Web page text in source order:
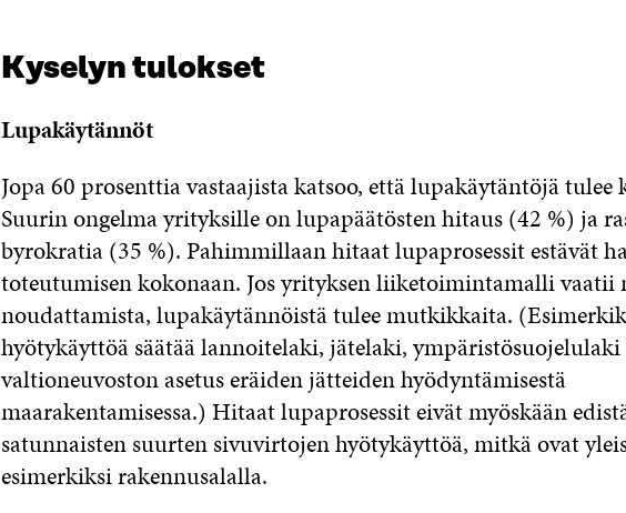
Kyselyn tulokset
Lupakäytännöt
Jopa 60 prosenttia vastaajista katsoo, että lupakäytäntöjä tulee
Suurin ongelma yrityksille on lupapäätösten hitaus (42 %) ja
byrokratia (35 %). Pahimmillaan hitaat lupaprosessit estävät
toteutumisen kokonaan. Jos yrityksen liiketoimintamalli vaatii
noudattamista, lupakäytännöistä tulee mutkikkaita.
hyötykäyttöä säätää lannoitelaki, jätelaki, ympäristösuojelulaki
valtioneuvoston asetus eräiden jätteiden hyödyntämisestä
maarakentamisessa.) Hitaat lupaprosessit eivät myöskään
satunnaisten suurten sivuvirtojen hyötykäyttöä, mitkä ovat
esimerkiksi rakennusalalla.